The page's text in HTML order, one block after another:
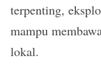
terpenting,
mampu
lokal.